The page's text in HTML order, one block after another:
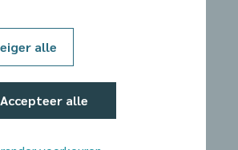
Privacyverklaring
Cookiebeleid
wijzigen
alle
Accepteer alle